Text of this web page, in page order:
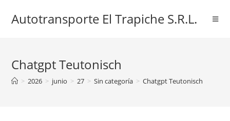
Autotransporte El Trapiche S.R.L.
Chatgpt Teutonisch
> 2026 > junio > 27 > Sin categoría > Chatgpt Teutonisch